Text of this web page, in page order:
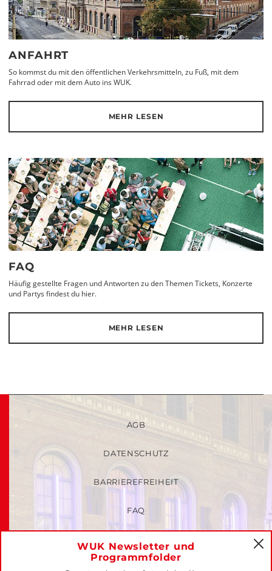
ANFAHRT
So kommst du mit den öffentlichen Verkehrsmitteln, zu Fuß, mit dem
Fahrrad oder mit dem Auto ins WUK.
MEHR LESEN
FAQ
Häufig gestellte Fragen und Antworten zu den Themen Tickets, Konzerte
und Partys findest du hier.
MEHR LESEN
WUK Newsletter und
Programmfolder
AGB
DATENSCHUTZ
BARRIEREFREIHEIT
FAQ